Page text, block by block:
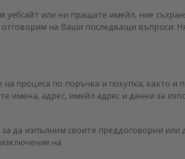
уебсайт или ни пращате имейл, ние
отговорим на Ваши последващи въпроси.
процеса по поръчка и покупка, както и
имена, адрес, имейл адрес и данни за
да изпълним своите преддоговорни
на